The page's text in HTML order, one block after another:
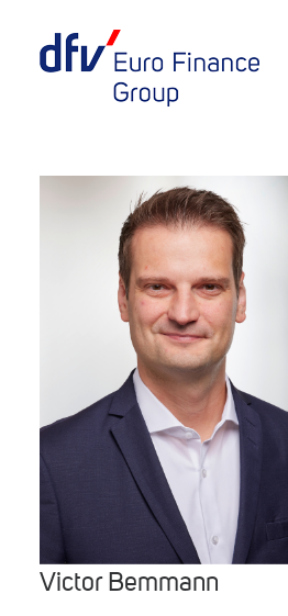
Events 2026/2027
Tickets 29th EURO FINANCE WEEK
Partner werden
European Banker of the Year
Rückblick
Über uns
Victor Bemmann